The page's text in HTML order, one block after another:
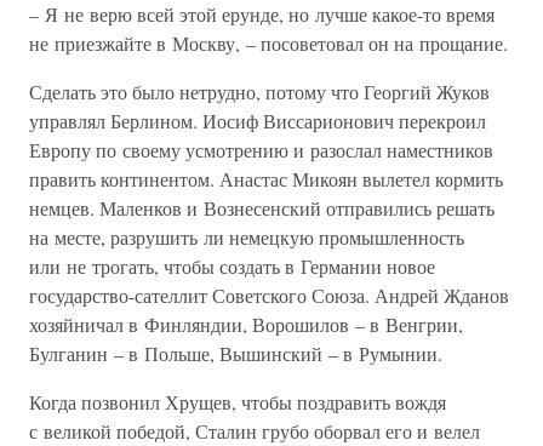
– Я не верю всей этой ерунде, но лучше какое-то время
не приезжайте в Москву, – посоветовал он на прощание.
Сделать это было нетрудно, потому что Георгий Жуков
управлял Берлином. Иосиф Виссарионович перекроил
Европу по своему усмотрению и разослал наместников
править континентом. Анастас Микоян вылетел кормить
немцев. Маленков и Вознесенский отправились решать
на месте, разрушить ли немецкую промышленность
или не трогать, чтобы создать в Германии новое
государство-сателлит Советского Союза. Андрей Жданов
хозяйничал в Финляндии, Ворошилов – в Венгрии,
Булганин – в Польше, Вышинский – в Румынии.
Когда позвонил Хрущев, чтобы поздравить вождя
с великой победой, Сталин грубо оборвал его и велел